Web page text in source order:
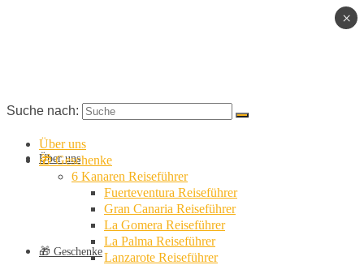
Über uns
🎁 Geschenke
Suche nach:
Über uns
🎁 Geschenke
6 Kanaren Reiseführer
Fuerteventura Reiseführer
Gran Canaria Reiseführer
La Gomera Reiseführer
La Palma Reiseführer
Lanzarote Reiseführer
×